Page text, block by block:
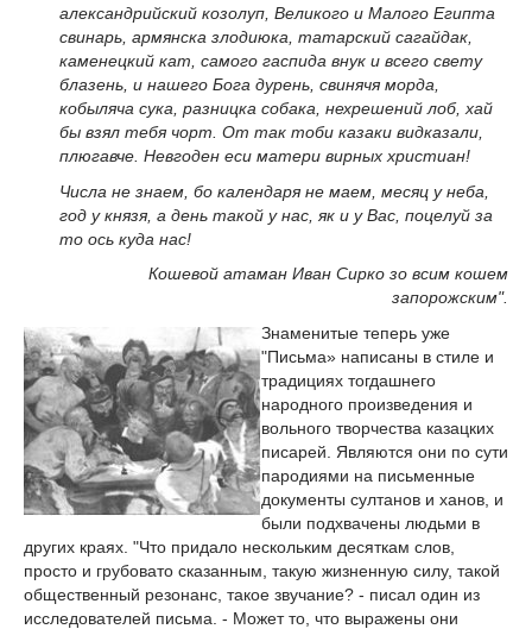
александрийский козолуп, Великого и Малого Египта
свинарь, армянска злодиюка, татарский сагайдак,
каменецкий кат, самого гаспида внук и всего свету
блазень, и нашего Бога дурень, свинячя морда,
кобыляча сука, разницка собака, нехрешений лоб, хай
бы взял тебя чорт. От так тоби казаки видказали,
плюгавче. Невгоден еси матери вирных христиан!
Числа не знаем, бо календаря не маем, месяц у неба,
год у князя, а день такой у нас, як и у Вас, поцелуй за
то ось куда нас!
Кошевой атаман Иван Сирко зо всим кошем
запорожским".
Знаменитые теперь уже
"Письма» написаны в стиле и
традициях тогдашнего
народного произведения и
вольного творчества казацких
писарей. Являются они по сути
пародиями на письменные
документы султанов и ханов, и
были подхвачены людьми в
других краях. "Что придало нескольким десяткам слов,
просто и грубовато сказанным, такую жизненную силу, такой
общественный резонанс, такое звучание? - писал один из
исследователей письма. - Может то, что выражены они